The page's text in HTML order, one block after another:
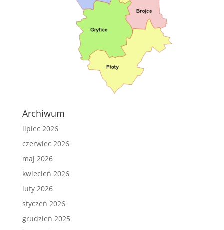
Archiwum
lipiec 2026
czerwiec 2026
maj 2026
kwiecień 2026
luty 2026
styczeń 2026
grudzień 2025